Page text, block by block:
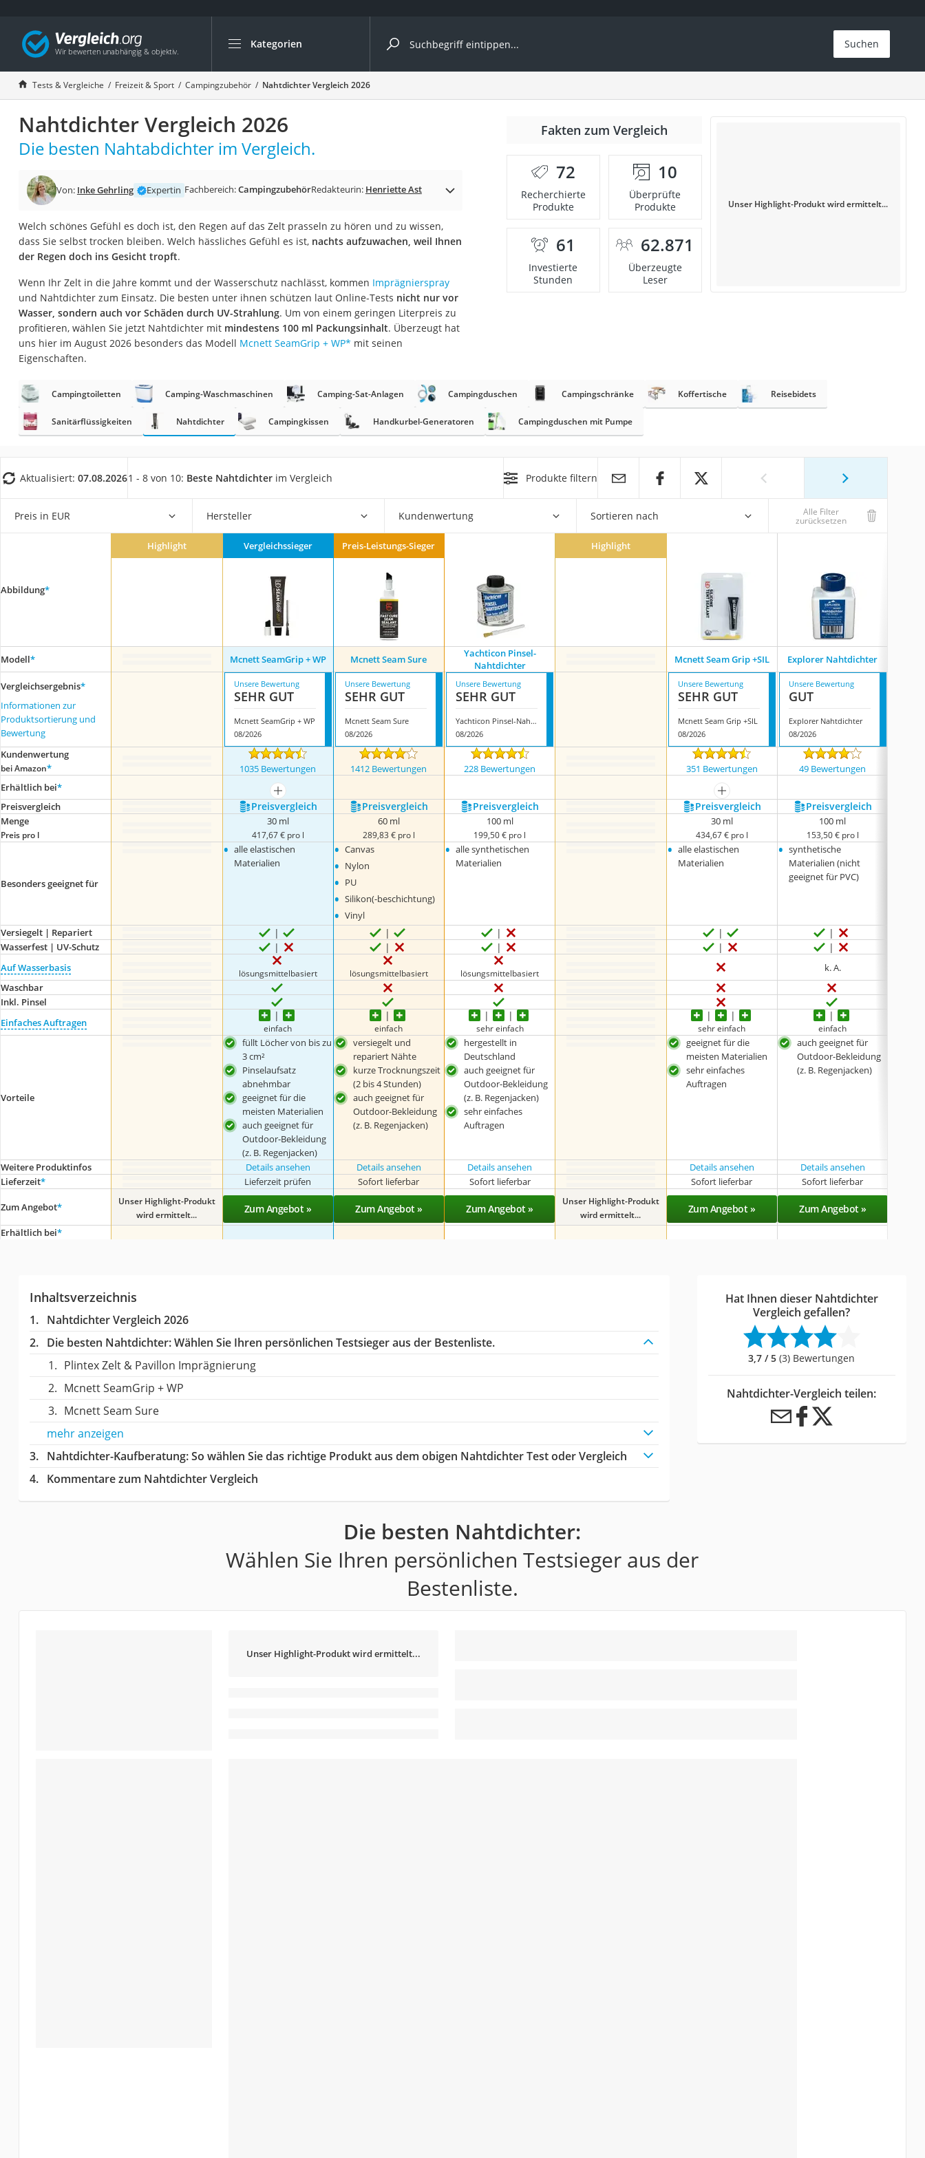
Kategorien
Die beliebtesten Vergleiche nach Kategorie
Freizeit & Sport
Gartentrampolin
Trampolin
Metalldetektor
Eufab-Fahrradträger
Trampolin 366 cm
Aluminium-Koffer
E-Bike-Dreirad
Trekkingschuhe Herren
Reisetasche mit Rollen
Nachtsichtgerät
Faltschloss
Vibrationsplatte
Sicherheitsweste Reiten
Service
Suchen
Tests & Vergleiche Freizeit & Sport Campingzubehör Nahtdichter Vergleich 2026
Nahtdichter Vergleich 2026
Die besten Nahtabdichter im Vergleich.
Von: Inke Gehrling Expertin Fachbereich:CampingzubehörRedakteurin: Henriette Ast
Welch schönes Gefühl es doch ist, den Regen auf das Zelt prasseln zu hören und zu wissen,
dass Sie selbst trocken bleiben. Welch hässliches Gefühl es ist, nachts aufzuwachen, weil Ihnen
der Regen doch ins Gesicht tropft.
Wenn Ihr Zelt in die Jahre kommt und der Wasserschutz nachlässt, kommen Imprägnierspray
und Nahtdichter zum Einsatz. Die besten unter ihnen schützen laut Online-Tests nicht nur vor
Wasser, sondern auch vor Schäden durch UV-Strahlung. Um von einem geringen Literpreis zu
profitieren, wählen Sie jetzt Nahtdichter mit mindestens 100 ml Packungsinhalt. Überzeugt hat
uns hier im August 2026 besonders das Modell Mcnett SeamGrip + WP* mit seinen
Eigenschaften.
Fakten zum Vergleich
72
Recherchierte
Produkte
10
Überprüfte
Produkte
61
Investierte
Stunden
62.871
Überzeugte
Leser
Unser Highlight-Produkt wird ermittelt...
Campingtoiletten Camping-Waschmaschinen Camping-Sat-Anlagen Campingduschen Campingschränke Koffertische Reisebidets
Sanitärflüssigkeiten Nahtdichter Campingkissen Handkurbel-Generatoren Campingduschen mit Pumpe
Aktualisiert: 07.08.20261 - 8 von 10: Beste Nahtdichter im Vergleich Produkte filtern
Preis in EUR Hersteller Kundenwertung Sortieren nach Alle Filter
zurücksetzen
Abbildung*
Highlight Vergleichssieger Preis-Leistungs-Sieger Highlight
Modell* Mcnett SeamGrip + WP Mcnett Seam Sure
Yachticon Pinsel-
Nahtdichter
Mcnett Seam Grip +SIL Explorer Nahtdichter
Vergleichsergebnis*
Informationen zur
Produktsortierung und
Bewertung
Unsere Bewertung
SEHR GUT
Mcnett SeamGrip + WP
08/2026
Unsere Bewertung
SEHR GUT
Mcnett Seam Sure
08/2026
Unsere Bewertung
SEHR GUT
Yachticon Pinsel-Nahtdichter
08/2026
Unsere Bewertung
SEHR GUT
Mcnett Seam Grip +SIL
08/2026
Unsere Bewertung
GUT
Explorer Nahtdichter
08/2026
Kundenwertung
bei Amazon* 1035 Bewertungen 1412 Bewertungen 228 Bewertungen 351 Bewertungen 49 Bewertungen
Erhältlich bei*
mehr anzeigen
mehr anzeigen
Preis­vergleich
Preis­vergleich Preis­vergleich Preis­vergleich Preis­vergleich Preis­vergleich
Menge
Preis pro l
30 ml
417,67 € pro l
60 ml
289,83 € pro l
100 ml
199,50 € pro l
30 ml
434,67 € pro l
100 ml
153,50 € pro l
Besonders geeignet für
• alle elastischen
Materialien
• Canvas
• Nylon
• PU
• Silikon(-beschichtung)
• Vinyl
• alle synthetischen
Materialien
• alle elastischen
Materialien
• synthetische
Materialien (nicht
geeignet für PVC)
Versiegelt | Repariert
Wasserfest | UV-Schutz
Auf Wasserbasis
lösungsmittelbasiert lösungsmittelbasiert lösungsmittelbasiert k. A.
Waschbar
Inkl. Pinsel
Einfaches Auftragen
einfach einfach sehr einfach sehr einfach einfach
Vorteile
füllt Löcher von bis zu
3 cm²
Pinselaufsatz
abnehmbar
geeignet für die
meisten Materialien
auch geeignet für
Outdoor-Bekleidung
(z. B. Regenjacken)
versiegelt und
repariert Nähte
kurze Trocknungszeit
(2 bis 4 Stunden)
auch geeignet für
Outdoor-Bekleidung
(z. B. Regenjacken)
hergestellt in
Deutschland
auch geeignet für
Outdoor-Bekleidung
(z. B. Regenjacken)
sehr einfaches
Auftragen
geeignet für die
meisten Materialien
sehr einfaches
Auftragen
auch geeignet für
Outdoor-Bekleidung
(z. B. Regenjacken)
Weitere Produktinfos Details ansehen Details ansehen Details ansehen Details ansehen Details ansehen
Lieferzeit* Lieferzeit prüfen Sofort lieferbar Sofort lieferbar Sofort lieferbar Sofort lieferbar
Zum Angebot*
Unser Highlight-Produkt
wird ermittelt...
Zum Angebot » Zum Angebot » Zum Angebot »
Unser Highlight-Produkt
wird ermittelt...
Zum Angebot » Zum Angebot »
Erhältlich bei*
Inhaltsverzeichnis
Nahtdichter Vergleich 2026
Die besten Nahtdichter:Wählen Sie Ihren persönlichen Testsieger aus der Bestenliste.
Plintex Zelt & Pavillon Imprägnierung
Mcnett SeamGrip + WP
Mcnett Seam Sure
mehr anzeigen
Nahtdichter-Kaufberatung: So wählen Sie das richtige Produkt aus dem obigen Nahtdichter Test oder Vergleich
Kommentare zum Nahtdichter Vergleich
Hat Ihnen dieser Nahtdichter
Vergleich gefallen?
3,7 / 5 (3) Bewertungen
Nahtdichter-Vergleich teilen:
Die besten Nahtdichter:
Wählen Sie Ihren persönlichen Testsieger aus der
Bestenliste.
Unser Highlight-Produkt wird ermittelt...